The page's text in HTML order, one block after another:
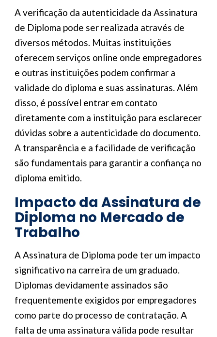
A verificação da autenticidade da Assinatura
de Diploma pode ser realizada através de
diversos métodos. Muitas instituições
oferecem serviços online onde empregadores
e outras instituições podem confirmar a
validade do diploma e suas assinaturas. Além
disso, é possível entrar em contato
diretamente com a instituição para esclarecer
dúvidas sobre a autenticidade do documento.
A transparência e a facilidade de verificação
são fundamentais para garantir a confiança no
diploma emitido.
Impacto da Assinatura de
Diploma no Mercado de
Trabalho
A Assinatura de Diploma pode ter um impacto
significativo na carreira de um graduado.
Diplomas devidamente assinados são
frequentemente exigidos por empregadores
como parte do processo de contratação. A
falta de uma assinatura válida pode resultar